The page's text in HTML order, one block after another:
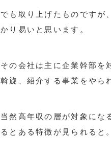
でも取り上げたものですが
かり易いと思います。
その会社は主に企業幹部を
斡旋、紹介する事業をやら
当然高年収の層が対象にな
るとある特徴が見られると。